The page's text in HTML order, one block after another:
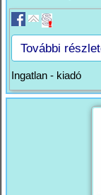
További
Ingatlan - kiadó